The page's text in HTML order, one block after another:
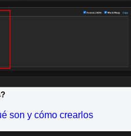
son y cómo crearlos